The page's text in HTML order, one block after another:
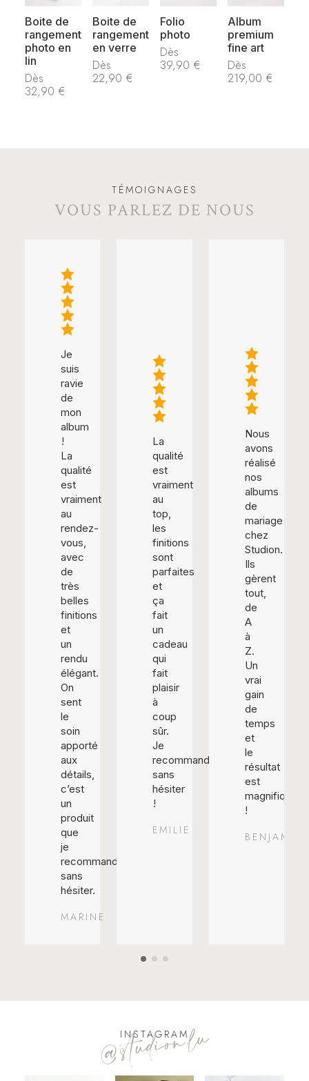
Boite de
rangement
photo en
lin
Dès
32,90 €
Boite de
rangement
en verre
Dès
22,90 €
Folio
photo
Dès
39,90 €
Album
premium
fine art
Dès
219,00 €
TÉMOIGNAGES
VOUS PARLEZ DE NOUS
Je
suis
ravie
de
mon
album
!
La
qualité
est
vraiment
au
rendez-
vous,
avec
de
très
belles
finitions
et
un
rendu
élégant.
On
sent
le
soin
apporté
aux
détails,
c’est
un
produit
que
je
recommande
sans
hésiter.
MARINE
La
qualité
est
vraiment
au
top,
les
finitions
sont
parfaites
et
ça
fait
un
cadeau
qui
fait
plaisir
à
coup
sûr.
Je
recommande
sans
hésiter
!
EMILIE
Nous
avons
réalisé
nos
albums
de
mariage
chez
Studion.
Ils
gèrent
tout,
de
A
à
Z.
Un
vrai
gain
de
temps
et
le
résultat
est
magnifique
!
BENJAMIN
INSTAGRAM
@studion.lu